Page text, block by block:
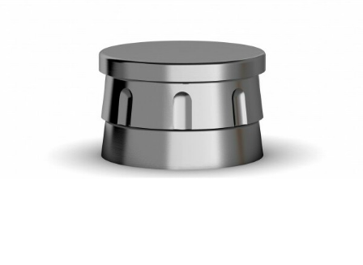
Ajouter au panier